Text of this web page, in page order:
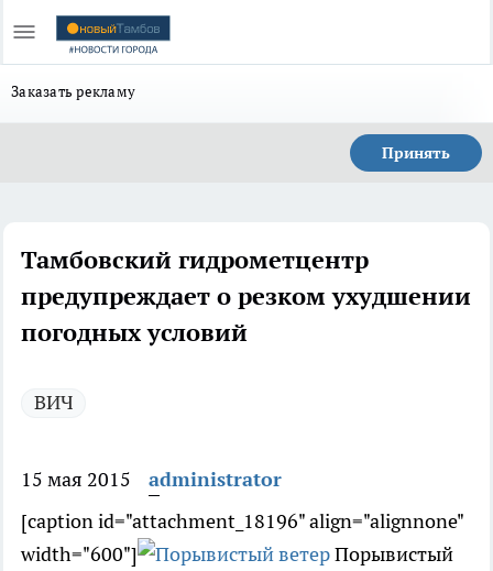
Заказать рекламу
Принять
Тамбовский гидрометцентр
предупреждает о резком ухудшении
погодных условий
ВИЧ
15 мая 2015
administrator
[caption id="attachment_18196" align="alignnone"
width="600"]
Порывистый